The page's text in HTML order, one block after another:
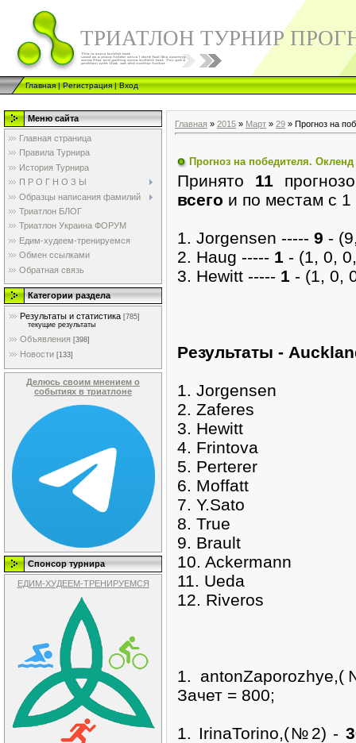
ТРИАТЛОН ТУРНИР
Главная|Регистрация|Вход
Меню сайта
Главная страница
Правила Турнира
История Турнира
П Р О Г Н О З Ы
Образцы написания фамилий
Триатлон БЛОГ
Триатлон Украина ФОРУМ
Едим-худеем-тренируемся
Обмен ссылками
Обратная связь
Категории раздела
Результаты и статистика [785]
текущие результаты
Объявления [398]
Новости [133]
Делюсь своим мнением о
событиях в триатлоне
Спонсор турнира
ЕДИМ-ХУДЕЕМ-ТРЕНИРУЕМСЯ
Главная » 2015 » Март » 29 » Прогноз на
Прогноз на победителя.
Принято 11
всего и по местам с 1
1. Jorgensen ----- 9 -
2. Haug ----- 1 - (1, 0,
3. Hewitt ----- 1 - (1, 0,
Pезультаты -
1. Jorgensen
2. Zaferes
3. Hewitt
4. Frintova
5. Perterer
6. Moffatt
7. Y.Sato
8. True
9. Brault
10. Ackermann
11. Ueda
12. Riveros
1.
Зачет = 800;
1. IrinaTorino,(№2) -